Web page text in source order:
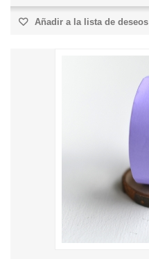
Añadir a la lista de deseos